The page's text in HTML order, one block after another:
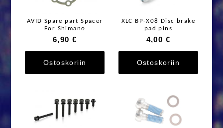
AVID Spare part Spacer
For Shimano
6,90 €
Ostoskoriin
XLC BP-X08 Disc brake
pad pins
4,00 €
Ostoskoriin